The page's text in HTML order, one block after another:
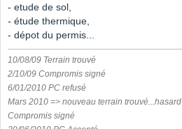
- etude de sol,
- étude thermique,
- dépot du permis...
10/08/09 Terrain trouvé
2/10/09 Compromis signé
6/01/2010 PC refusé
Mars 2010 => nouveau terrain trouvé...hasard
Compromis signé